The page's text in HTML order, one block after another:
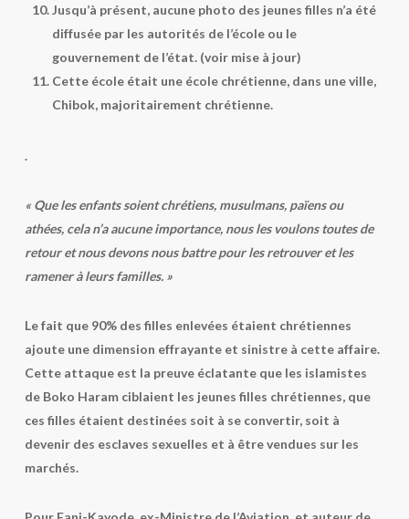
Jusqu’à présent, aucune photo des jeunes filles n’a été
diffusée par les autorités de l’école ou le
gouvernement de l’état. (voir mise à jour)
Cette école était une école chrétienne, dans une ville,
Chibok, majoritairement chrétienne.
.
« Que les enfants soient chrétiens, musulmans, païens ou
athées, cela n’a aucune importance, nous les voulons toutes de
retour et nous devons nous battre pour les retrouver et les
ramener à leurs familles. »
Le fait que 90% des filles enlevées étaient chrétiennes
ajoute une dimension effrayante et sinistre à cette affaire.
Cette attaque est la preuve éclatante que les islamistes
de Boko Haram ciblaient les jeunes filles chrétiennes, que
ces filles étaient destinées soit à se convertir, soit à
devenir des esclaves sexuelles et à être vendues sur les
marchés.